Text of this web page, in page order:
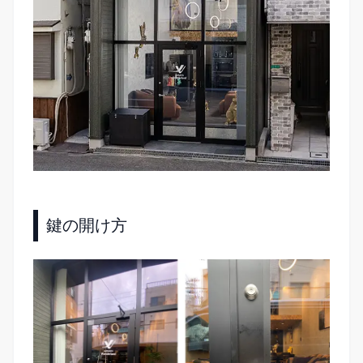
鍵の開け方